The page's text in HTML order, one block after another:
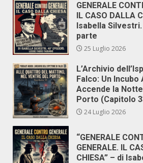
GENERALE
IL CASO DALLA
Isabella
parte
25 Luglio 2026
L’Archivio
Falco: Un Incubo
Accende la
Porto (Capitolo
24 Luglio 2026
“GENERALE
GENERALE. IL
CHIESA” – di